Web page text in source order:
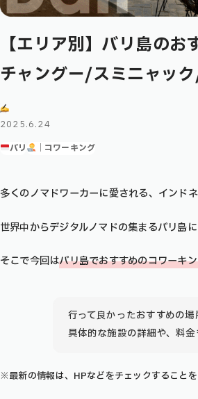
【エリア別】バリ島のお
チャングー/スミニャッ
2025.6.24
バリ
｜コワーキング
多くのノマドワーカーに愛される、インドネ
世界中からデジタルノマドの集まるバリ島
そこで今回はバリ島でおすすめのコワーキ
行って良かったおすすめの
具体的な施設の詳細や、料金
※最新の情報は、HPなどをチェックすることを